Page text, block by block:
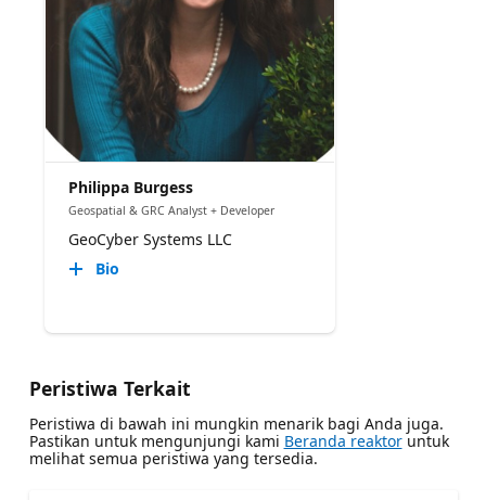
Philippa Burgess
Geospatial & GRC Analyst + Developer
GeoCyber Systems LLC
Bio
Peristiwa Terkait
Peristiwa di bawah ini mungkin menarik bagi Anda juga.
Pastikan untuk mengunjungi kami Beranda reaktoruntuk
melihat semua peristiwa yang tersedia.